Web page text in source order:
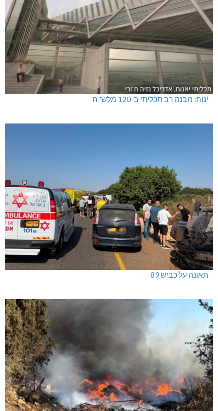
ינוח: מבנה רב תכליתי ב-120 מלש"ח
תאונה על כביש 89